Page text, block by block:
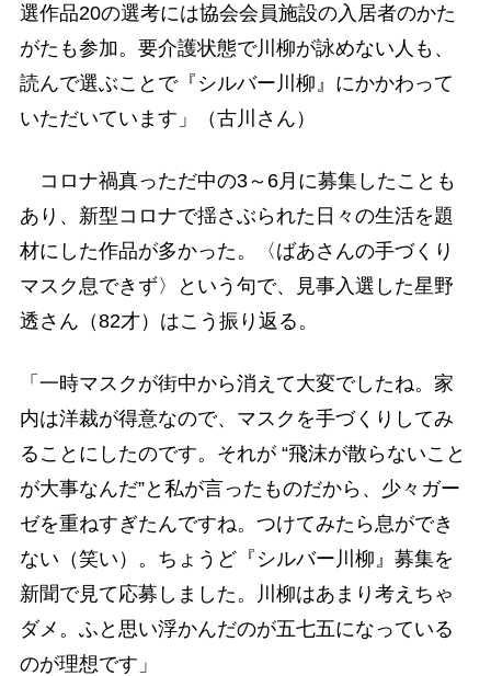
選作品20の選考には協会会員施設の入居者のかた
がたも参加。要介護状態で川柳が詠めない人も、
読んで選ぶことで『シルバー川柳』にかかわって
いただいています」（古川さん）
コロナ禍真っただ中の3～6月に募集したことも
あり、新型コロナで揺さぶられた日々の生活を題
材にした作品が多かった。〈ばあさんの手づくり
マスク息できず〉という句で、見事入選した星野
透さん（82才）はこう振り返る。
「一時マスクが街中から消えて大変でしたね。家
内は洋裁が得意なので、マスクを手づくりしてみ
ることにしたのです。それが “飛沫が散らないこと
が大事なんだ”と私が言ったものだから、少々ガー
ゼを重ねすぎたんですね。つけてみたら息ができ
ない（笑い）。ちょうど『シルバー川柳』募集を
新聞で見て応募しました。川柳はあまり考えちゃ
ダメ。ふと思い浮かんだのが五七五になっている
のが理想です」